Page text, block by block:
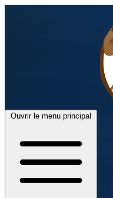
Ouvrir le menu principal